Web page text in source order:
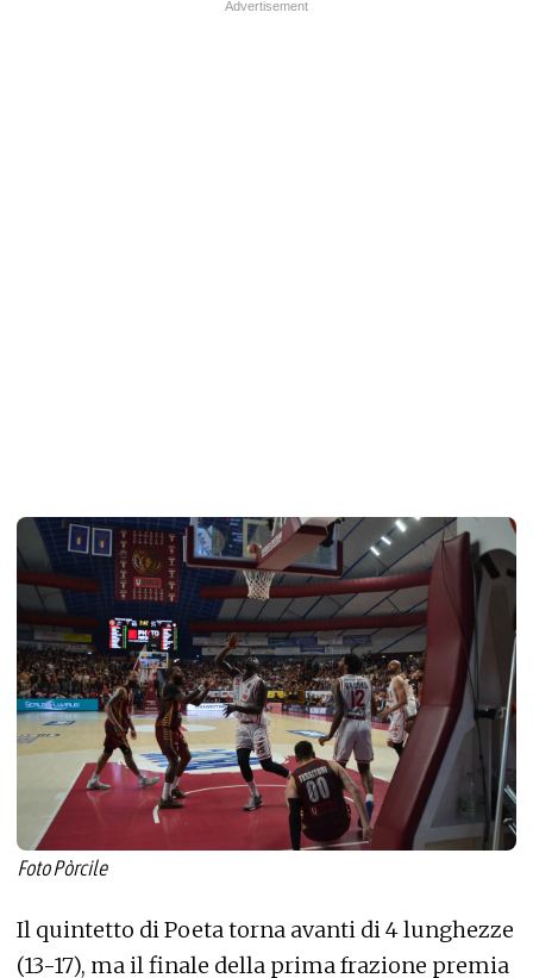
Foto Pòrcile
Il quintetto di Poeta torna avanti di 4 lunghezze
(13-17), ma il finale della prima frazione premia